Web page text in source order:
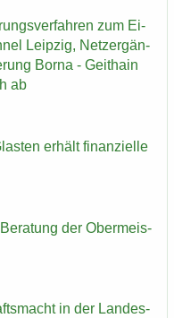
zum Ei­
Leip­zig, Netz­er­gän­
Borna - Geit­hain
ab
er­hält fi­nan­zi­el­le
der Ober­meis­
in der Lan­des­